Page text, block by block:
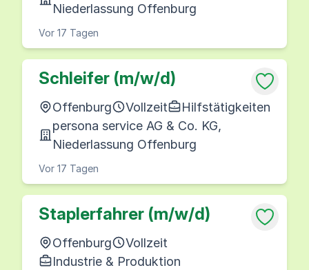
Niederlassung Offenburg
Vor 17 Tagen
Schleifer (m/w/d)
Offenburg Vollzeit
Hilfstätigkeiten
persona service AG & Co. KG,
Niederlassung Offenburg
Vor 17 Tagen
Staplerfahrer (m/w/d)
Offenburg
Vollzeit
Industrie & Produktion